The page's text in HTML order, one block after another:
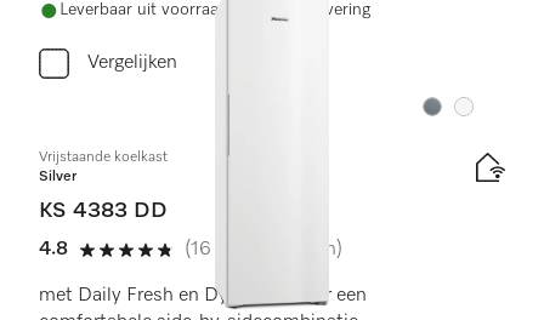
Leverbaar uit voorraad met gratis levering
Vergelijken
Kleur:Kleur:
Vrijstaande koelkast
Silver
KS 4383 DD
4.8
4.8 sterren van de 5
(16 beoordelingen)
met Daily Fresh en DynaCool voor een